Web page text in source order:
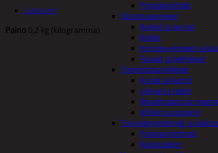
Pöytäkynttilät
Sisustusesineet
Kalvot ja tarrat
Kellot
Koriste-esineet ja
Taulut ja kehykset
Toimistotarvikkeet
Kynät ja kumit
Liimat ja teipit
Muistitaulut ja
Vihkot ja paperit
Turvajärjestelmät ja
Palovaroittimet
Riippulukot
Lisätiedot
Paino 0,2 kg (kilogramma)